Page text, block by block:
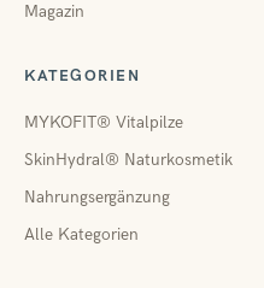
Magazin
KATEGORIEN
MYKOFIT® Vitalpilze
SkinHydral® Naturkosmetik
Nahrungsergänzung
Alle Kategorien